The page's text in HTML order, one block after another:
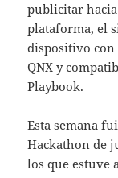
publicitar
plataforma, el
dispositivo con
QNX y
Playbook.
Esta semana
Hackathon de
los que estuve